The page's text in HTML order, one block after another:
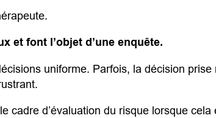
et font l’objet d’une enquête.
uniforme. Parfois, la décision prise
cadre d’évaluation du risque lorsque cela